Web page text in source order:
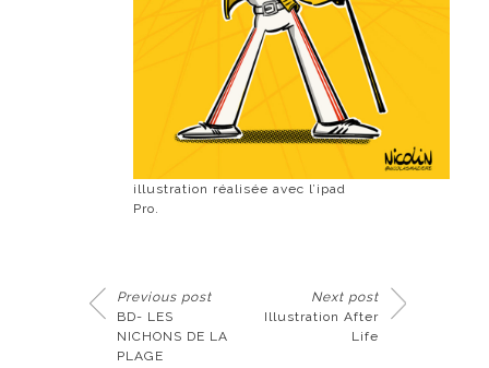
illustration réalisée avec l’ipad
Pro.
Previous post
BD- LES
NICHONS DE LA
PLAGE
Next post
Illustration After
Life